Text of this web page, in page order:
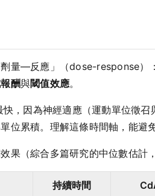
量—反應」（dose-response）
酬與閾值效應。
，因為神經適應（運動單位徵
位累積。理解這條時間軸，能避
果（綜合多篇研究的中位數估計
持續時間